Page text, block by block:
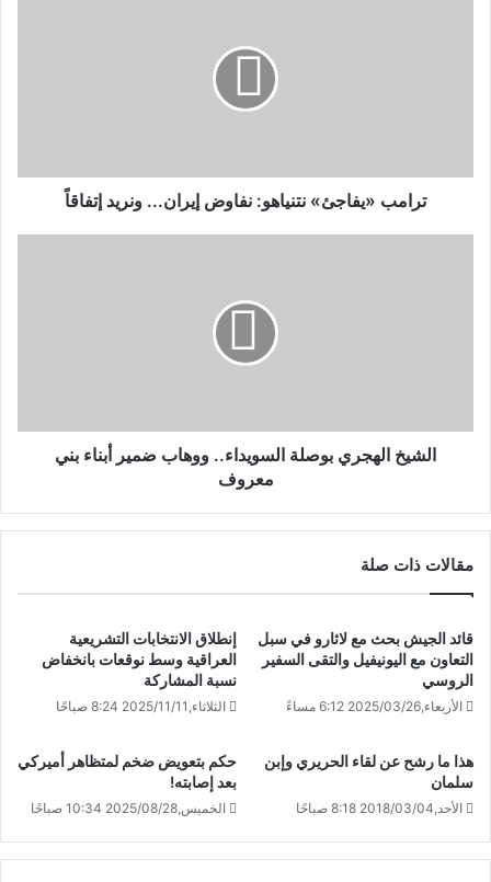
ترامب «يفاجئ» نتنياهو: نفاوض إيران... ونريد إتفاقاً
الشيخ الهجري بوصلة السويداء.. ووهاب ضمير أبناء بني
معروف
مقالات ذات صلة
قائد الجيش بحث مع لاثارو في سبل
التعاون مع اليونيفيل والتقى السفير
الروسي
الأربعاء,2025/03/26 6:12 مساءً
إنطلاق الانتخابات التشريعية
العراقية وسط نوقعات بانخفاض
نسبة المشاركة
الثلاثاء,2025/11/11 8:24 صباحًا
هذا ما رشح عن لقاء الحريري وإبن
سلمان
الأحد,2018/03/04 8:18 صباحًا
حكم بتعويض ضخم لمتظاهر أميركي
بعد إصابته!
الخميس,2025/08/28 10:34 صباحًا